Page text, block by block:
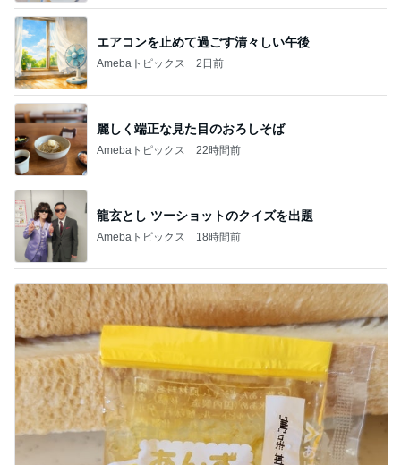
エアコンを止めて過ごす清々しい午後
Amebaトピックス 2日前
麗しく端正な見た目のおろしそば
Amebaトピックス 22時間前
龍玄とし ツーショットのクイズを出題
Amebaトピックス 18時間前